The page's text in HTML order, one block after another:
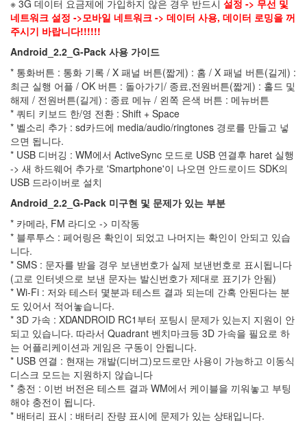
※ 3G 데이터 요금제에 가입하지 않은 경우 반드시 설정 -> 무선 및
네트워크 설정 ->모바일 네트워크 -> 데이터 사용, 데이터 로밍을 꺼
주시기 바랍니다!!!!!!
Android_2.2_G-Pack 사용 가이드
* 통화버튼 : 통화 기록 / X 패널 버튼(짧게) : 홈 / X 패널 버튼(길게) :
최근 실행 어플 / OK 버튼 : 돌아가기/ 종료,전원버튼(짧게) : 홀드 및
해제 / 전원버튼(길게) : 종료 메뉴 / 왼쪽 은색 버튼 : 메뉴버튼
* 쿼티 키보드 한/영 전환 : Shift + Space
* 벨소리 추가 : sd카드에 media/audio/ringtones 경로를 만들고 넣
으면 됩니다.
* USB 디버깅 : WM에서 ActiveSync 모드로 USB 연결후 haret 실행
-> 새 하드웨어 추가로 'Smartphone'이 나오면 안드로이드 SDK의
USB 드라이버로 설치
Android_2.2_G-Pack 미구현 및 문제가 있는 부분
* 카메라, FM 라디오 -> 미작동
* 블루투스 : 페어링은 확인이 되었고 나머지는 확인이 안되고 있습
니다.
* SMS : 문자를 받을 경우 보낸번호가 실제 보낸번호로 표시됩니다
(고로 인터넷으로 보낸 문자는 발신번호가 제대로 표기가 안됨)
* Wi-Fi : 저와 테스터 몇분과 테스트 결과 되는데 간혹 안된다는 분
도 있어서 적어놓습니다.
* 3D 가속 : XDANDROID RC1부터 포팅시 문제가 있는지 지원이 안
되고 있습니다. 따라서 Quadrant 벤치마크등 3D 가속을 필요로 하
는 어플리케이션과 게임은 구동이 안됩니다.
* USB 연결 : 현재는 개발(디버그)모드로만 사용이 가능하고 이동식
디스크 모드는 지원하지 않습니다
* 충전 : 이번 버전은 테스트 결과 WM에서 케이블을 끼워놓고 부팅
해야 충전이 됩니다.
* 배터리 표시 : 배터리 잔량 표시에 문제가 있는 상태입니다.
운
동
장
체
포
항
오
와
쿠
니
루
미
런
게
떻
게
보
프
로
램
지?
프
18
번
관